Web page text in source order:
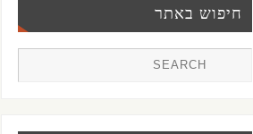
חיפוש באתר